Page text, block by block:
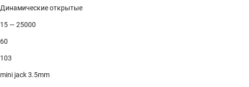
Динамические открытые
15 — 25000
60
103
mini jack 3.5mm